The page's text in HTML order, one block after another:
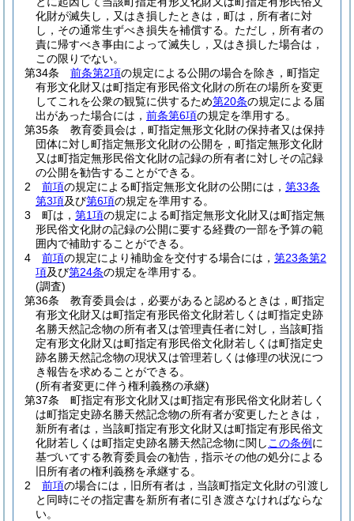
化財が滅失し，又はき損したときは，町は，所有者に対
し，その通常生ずべき損失を補償する。 ただし，所有者の
責に帰すべき事由によって滅失し，又はき損した場合は，
この限りでない。
第34条
前条第2項の規定による公開の場合を除き，町指定
有形文化財又は町指定有形民俗文化財の所在の場所を変更
してこれを公衆の観覧に供するため第20条の規定による届
出があった場合には， 前条第6項の規定を準用する。
第35条
教育委員会は，町指定無形文化財の保持者又は保持
団体に対し町指定無形文化財の公開を，町指定無形文化財
又は町指定無形民俗文化財の記録の所有者に対しその記録
の公開を勧告することができる。
2
前項の規定による町指定無形文化財の公開には， 第33条
第3項及び第6項の規定を準用する。
3
町は， 第1項の規定による町指定無形文化財又は町指定無
形民俗文化財の記録の公開に要する経費の一部を予算の範
囲内で補助することができる。
4
前項の規定により補助金を交付する場合には， 第23条第2
項及び第24条の規定を準用する。
(調査)
第36条
教育委員会は，必要があると認めるときは，町指定
有形文化財又は町指定有形民俗文化財若しくは町指定史跡
名勝天然記念物の所有者又は管理責任者に対し，当該町指
定有形文化財又は町指定有形民俗文化財若しくは町指定史
跡名勝天然記念物の現状又は管理若しくは修理の状況につ
き報告を求めることができる。
(所有者変更に伴う権利義務の承継)
第37条
町指定有形文化財又は町指定有形民俗文化財若しく
は町指定史跡名勝天然記念物の所有者が変更したときは，
新所有者は，当該町指定有形文化財又は町指定有形民俗文
化財若しくは町指定史跡名勝天然記念物に関し この条例 に
基づいてする教育委員会の勧告，指示その他の処分による
旧所有者の権利義務を承継する。
2
前項の場合には，旧所有者は，当該町指定文化財の引渡し
と同時にその指定書を新所有者に引き渡さなければならな
い。